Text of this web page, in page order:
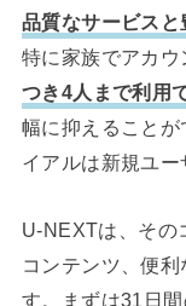
品質なサービス
特に家族でアカウ
つき4人まで利用
幅に抑えること
イアルは新規ユー
U-NEXTは、その
コンテンツ、便
す。まずは31日